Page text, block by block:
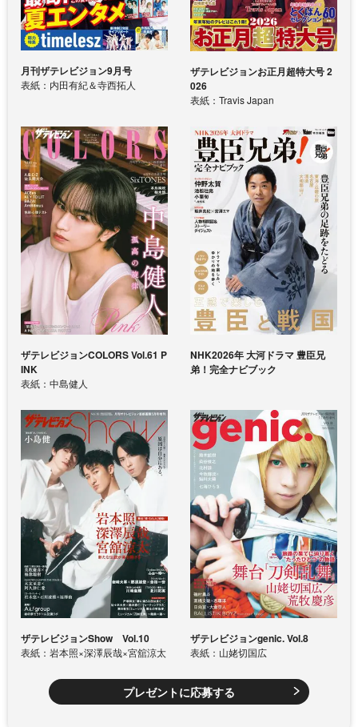
月刊ザテレビジョン9月号
表紙：内田有紀＆寺西拓人
ザテレビジョンお正月超特大号 2
026
表紙：Travis Japan
ザテレビジョンCOLORS Vol.61 P
INK
表紙：中島健人
NHK2026年 大河ドラマ 豊臣兄
弟！完全ナビブック
ザテレビジョンShow Vol.10
表紙：岩本照×深澤辰哉×宮舘涼太
ザテレビジョンgenic. Vol.8
表紙：山姥切国広
プレゼントに応募する